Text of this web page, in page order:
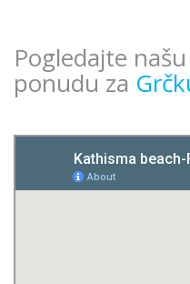
Pogledajte
ponudu za